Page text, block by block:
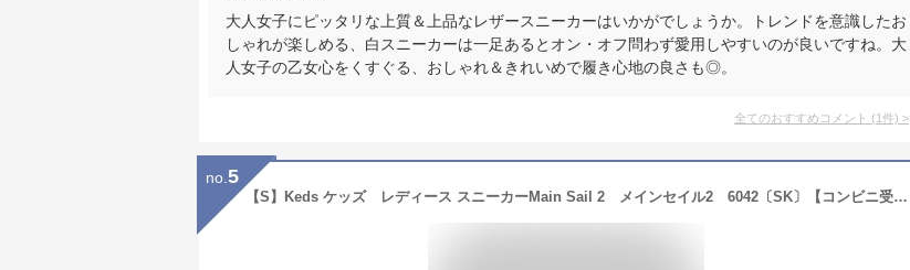
大人女子にピッタリな上質＆上品なレザースニーカーはいかがでしょうか。トレンドを意識したお
しゃれが楽しめる、白スニーカーは一足あるとオン・オフ問わず愛用しやすいのが良いですね。大
人女子の乙女心をくすぐる、おしゃれ＆きれいめで履き心地の良さも◎。
全てのおすすめコメント (1件) >
no. 5
【S】Keds ケッズ レディース スニーカーMain Sail 2 メインセイル2 6042〔SK〕【コンビニ受取対応商品】